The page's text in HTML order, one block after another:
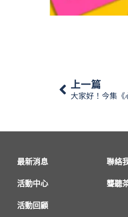
上一篇
最新消息
活動中心
活動回顧
聯絡
聾聽